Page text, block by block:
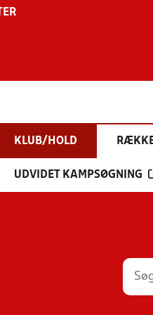
KLUB/HOLD
UDVIDET KAMPSØGNING